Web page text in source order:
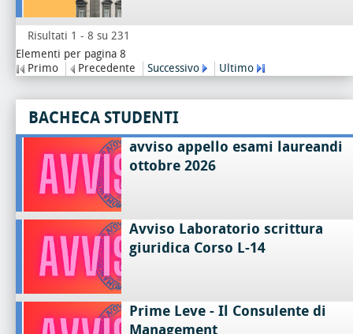
Risultati 1 - 8 su 231
Elementi per pagina 8
Primo
Precedente Successivo Ultimo
BACHECA STUDENTI
avviso appello esami laureandi
ottobre 2026
Avviso Laboratorio scrittura
giuridica Corso L-14
Prime Leve - Il Consulente di
Management